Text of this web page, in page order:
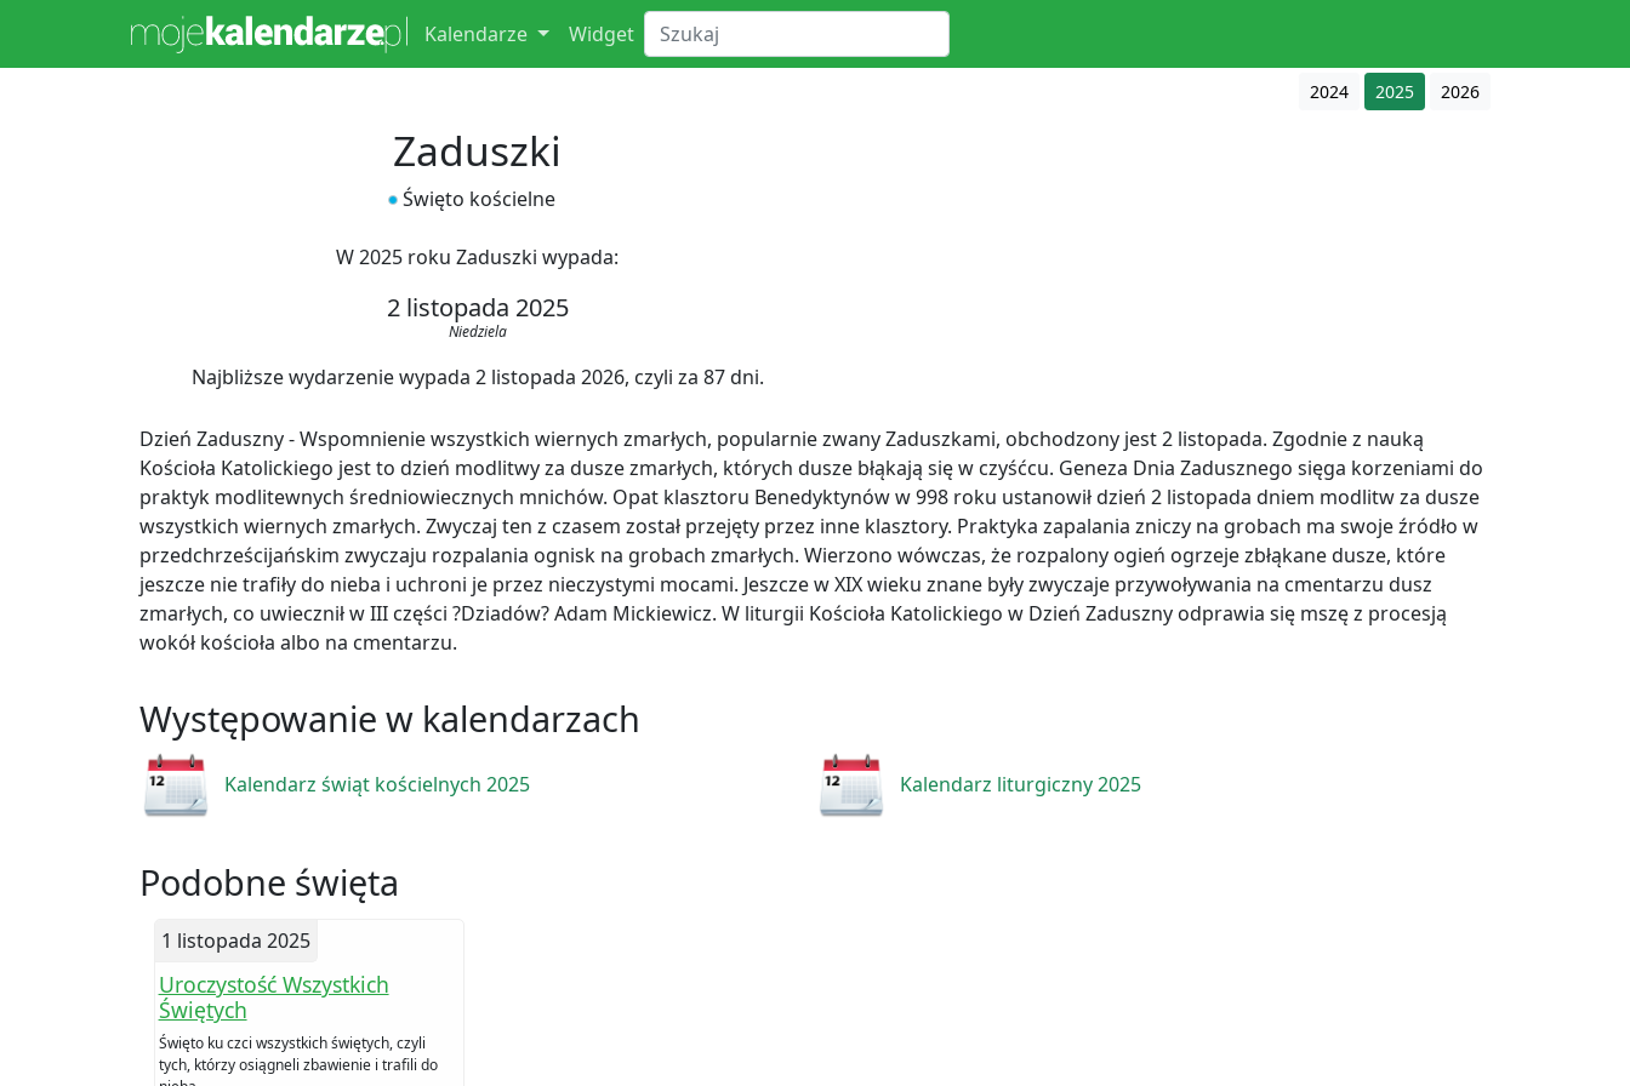
Kalendarze Widget
2024 2025 2026
Zaduszki
Święto kościelne
W 2025 roku Zaduszki wypada:
2 listopada 2025
Niedziela
Najbliższe wydarzenie wypada 2 listopada 2026, czyli za 87 dni.
Dzień Zaduszny - Wspomnienie wszystkich wiernych zmarłych, popularnie zwany Zaduszkami, obchodzony jest 2 listopada. Zgodnie z nauką
Kościoła Katolickiego jest to dzień modlitwy za dusze zmarłych, których dusze błąkają się w czyśćcu. Geneza Dnia Zadusznego sięga korzeniami do
praktyk modlitewnych średniowiecznych mnichów. Opat klasztoru Benedyktynów w 998 roku ustanowił dzień 2 listopada dniem modlitw za dusze
wszystkich wiernych zmarłych. Zwyczaj ten z czasem został przejęty przez inne klasztory. Praktyka zapalania zniczy na grobach ma swoje źródło w
przedchrześcijańskim zwyczaju rozpalania ognisk na grobach zmarłych. Wierzono wówczas, że rozpalony ogień ogrzeje zbłąkane dusze, które
jeszcze nie trafiły do nieba i uchroni je przez nieczystymi mocami. Jeszcze w XIX wieku znane były zwyczaje przywoływania na cmentarzu dusz
zmarłych, co uwiecznił w III części ?Dziadów? Adam Mickiewicz. W liturgii Kościoła Katolickiego w Dzień Zaduszny odprawia się mszę z procesją
wokół kościoła albo na cmentarzu.
Występowanie w kalendarzach
Kalendarz świąt kościelnych 2025 Kalendarz liturgiczny 2025
Podobne święta
1 listopada 2025
Uroczystość Wszystkich
Świętych
Święto ku czci wszystkich świętych, czyli
tych, którzy osiągneli zbawienie i trafili do